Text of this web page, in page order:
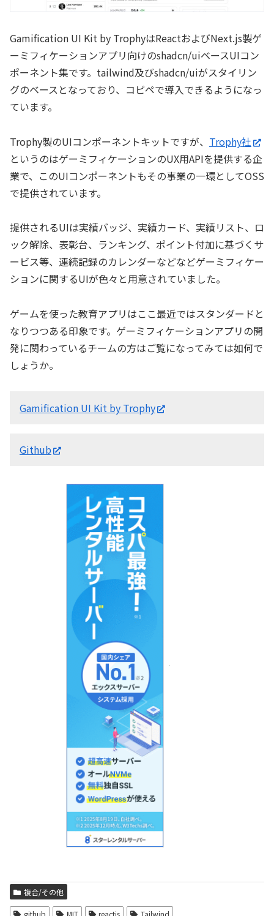
Gamification UI Kit by TrophyはReactおよびNext.js製ゲ
ーミフィケーションアプリ向けのshadcn/uiベースUIコン
ポーネント集です。tailwind及びshadcn/uiがスタイリン
グのベースとなっており、コピペで導入できるようになっ
ています。
Trophy製のUIコンポーネントキットですが、 Trophy社
というのはゲーミフィケーションのUX用APIを提供する企
業で、このUIコンポーネントもその事業の一環としてOSS
で提供されています。
提供されるUIは実績バッジ、実績カード、実績リスト、ロ
ック解除、表彰台、ランキング、ポイント付加に基づくサ
ービス等、連続記録のカレンダーなどなどゲーミフィケー
ションに関するUIが色々と用意されていました。
ゲームを使った教育アプリはここ最近ではスタンダードと
なりつつある印象です。ゲーミフィケーションアプリの開
発に関わっているチームの方はご覧になってみては如何で
しょうか。
Gamification UI Kit by Trophy
Github
複合/その他